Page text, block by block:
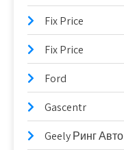
Fix Price
Fix Price
Ford
Gascentr
Geely Ринг Авто